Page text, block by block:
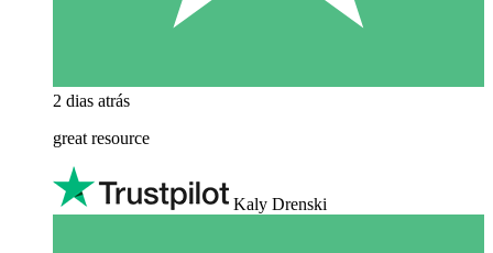
2 dias atrás
great resource
Kaly Drenski